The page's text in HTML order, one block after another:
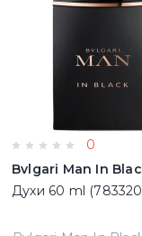
0
Bvlgari Man In
Духи 60 ml